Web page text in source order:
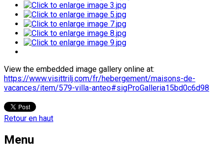
View the embedded image gallery online at:
https://www.visittrilj.com/fr/hebergement/maisons-de-
vacances/item/579-villa-anteo#sigProGalleria15bd0c6d98
Retour en haut
Menu